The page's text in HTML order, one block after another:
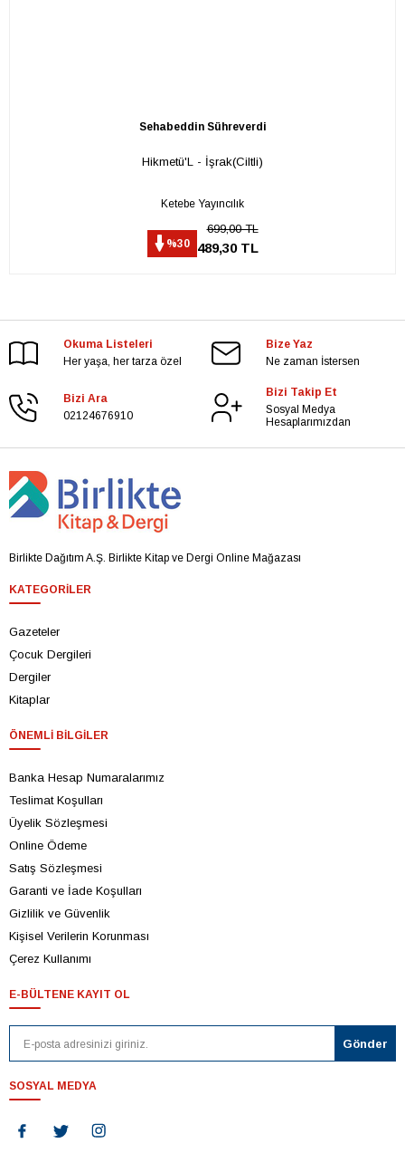
Sehabeddin Sühreverdi
Hikmetü'L - İşrak(Ciltli)
Ketebe Yayıncılık
%30
699,00 TL
489,30 TL
Okuma Listeleri
Her yaşa, her tarza özel
Bize Yaz
Ne zaman İstersen
Bizi Ara
02124676910
Bizi Takip Et
Sosyal Medya
Hesaplarımızdan
Birlikte Dağıtım A.Ş. Birlikte Kitap ve Dergi Online Mağazası
KATEGORILER
Gazeteler
Çocuk Dergileri
Dergiler
Kitaplar
ÖNEMLI BILGILER
Banka Hesap Numaralarımız
Teslimat Koşulları
Üyelik Sözleşmesi
Online Ödeme
Satış Sözleşmesi
Garanti ve İade Koşulları
Gizlilik ve Güvenlik
Kişisel Verilerin Korunması
Çerez Kullanımı
E-BÜLTENE KAYIT OL
SOSYAL MEDYA